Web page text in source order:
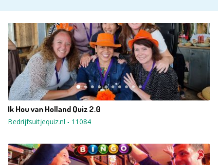
Ik Hou van Holland Quiz 2.0
Bedrijfsuitjequiz.nl - 11084